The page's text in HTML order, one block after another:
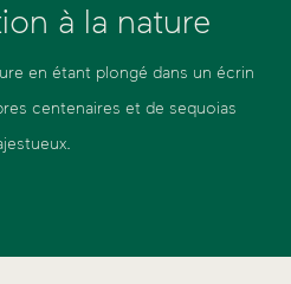
à la nature
en étant plongé dans un écrin
centenaires et de sequoias